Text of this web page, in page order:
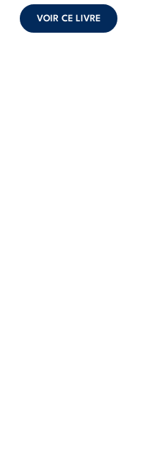
peuvent ...
VOIR CE LIVRE